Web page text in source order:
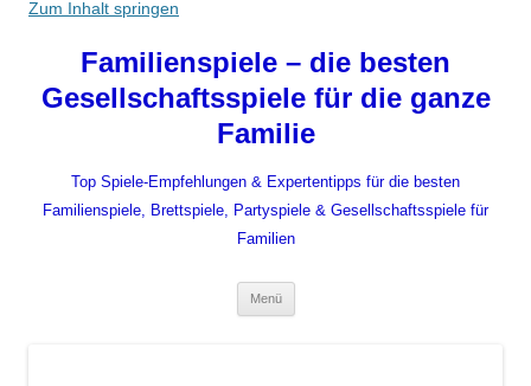
Zum Inhalt springen
Familienspiele – die besten
Gesellschaftsspiele für die ganze
Familie
Top Spiele-Empfehlungen & Expertentipps für die besten
Familienspiele, Brettspiele, Partyspiele & Gesellschaftsspiele für
Familien
Menü